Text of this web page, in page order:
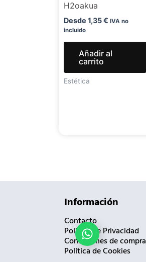
H2oakua
Desde 1,35€ IVA no
incluido
Añadir al
carrito
Estética
Información
Contacto
Política de Privacidad
Condiciones de compra
Política de Cookies
¿Necesitas ayuda?